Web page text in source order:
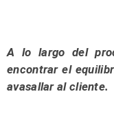
A lo largo del
encontrar el
avasallar al cliente.